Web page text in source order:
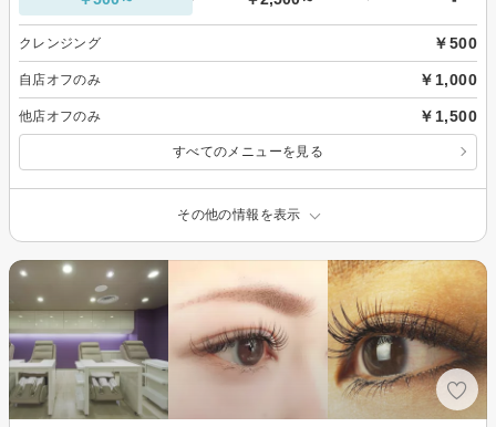
クレンジング ￥500
自店オフのみ ￥1,000
他店オフのみ ￥1,500
すべてのメニューを見る
その他の情報を表示